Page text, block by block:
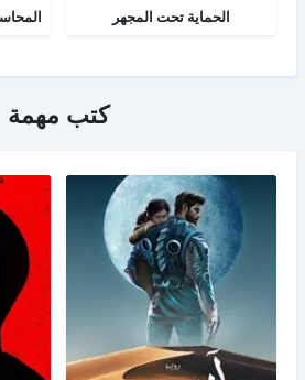
الحماية تحت المجهر
كتب مهمة